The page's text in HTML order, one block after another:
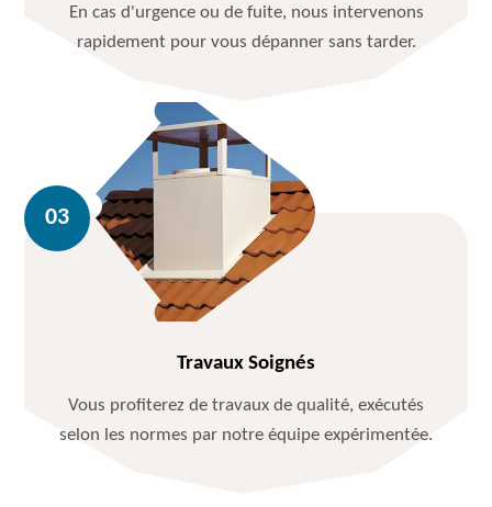
En cas d'urgence ou de fuite, nous intervenons
rapidement pour vous dépanner sans tarder.
Travaux Soignés
Vous profiterez de travaux de qualité, exécutés
selon les normes par notre équipe expérimentée.